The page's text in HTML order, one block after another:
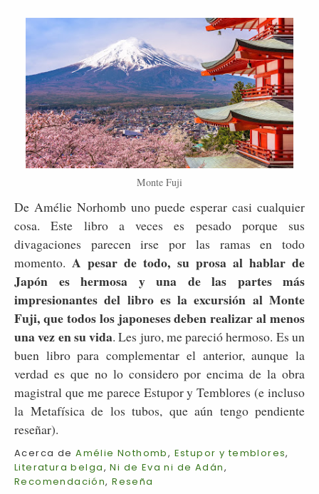
Monte Fuji
De Amélie Norhomb uno puede esperar casi cualquier
cosa. Este libro a veces es pesado porque sus
divagaciones parecen irse por las ramas en todo
momento.A pesar de todo, su prosa al hablar de
Japón es hermosa y una de las partes más
impresionantes del libro es la excursión al Monte
Fuji, que todos los japoneses deben realizar al menos
una vez en su vida. Les juro, me pareció hermoso. Es un
buen libro para complementar el anterior, aunque la
verdad es que no lo considero por encima de la obra
magistral que me parece Estupor y Temblores (e incluso
la Metafísica de los tubos, que aún tengo pendiente
reseñar).
Acerca deAmélie Nothomb, Estupor y temblores,
Literatura belga,Ni de Eva ni de Adán,
Recomendación,Reseña